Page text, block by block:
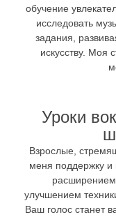
обучение
исследовать
задания,
искусству. Моя
Уроки
Взрослые,
меня поддержку
расширением
улучшением
Ваш голос станет